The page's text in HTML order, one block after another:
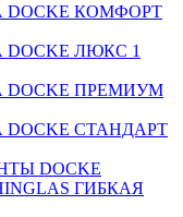
КОМФОРТ
ЛЮКС 1
ПРЕМИУМ
СТАНДАРТ
DOCKE
ГИБКАЯ